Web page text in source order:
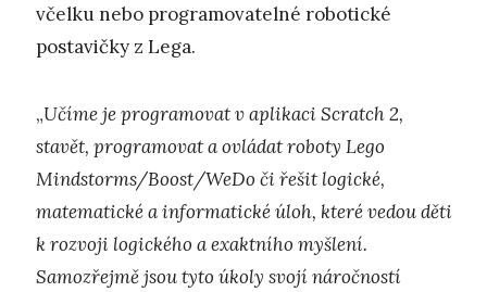
včelku nebo programovatelné robotické
postavičky z Lega.
„Učíme je programovat v aplikaci Scratch 2,
stavět, programovat a ovládat roboty Lego
Mindstorms/Boost/WeDo či řešit logické,
matematické a informatické úloh, které vedou děti
k rozvoji logického a exaktního myšlení.
Samozřejmě jsou tyto úkoly svojí náročností